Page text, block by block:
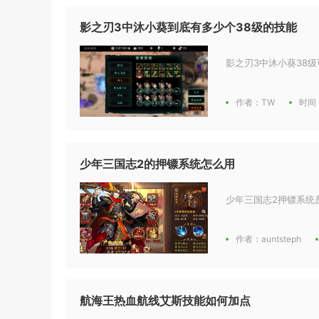
影之刃3中沐小葵到底有多少个38级的技能
影之刃3中沐小葵38
作者：TW 时
少年三国志2的押镖系统怎么用
少年三国志2押镖系统
作者：auntsteph
航海王热血航线艾斯技能如何加点